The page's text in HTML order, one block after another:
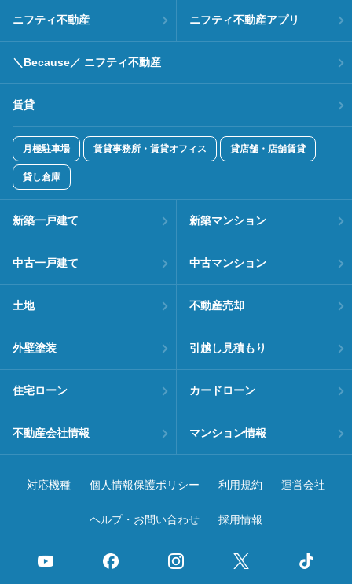
ニフティ不動産 ニフティ不動産アプリ
＼Because／ ニフティ不動産
賃貸
月極駐車場 賃貸事務所・賃貸オフィス 貸店舗・店舗賃貸
貸し倉庫
新築一戸建て 新築マンション
中古一戸建て 中古マンション
土地 不動産売却
外壁塗装 引越し見積もり
住宅ローン カードローン
不動産会社情報 マンション情報
対応機種 個人情報保護ポリシー 利用規約 運営会社
ヘルプ・お問い合わせ 採用情報